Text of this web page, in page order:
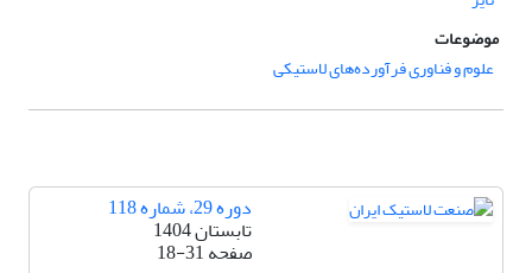
موضوعات
علوم و فناوری فرآورده‌های لاستیکی
دوره 29، شماره 118
تابستان 1404
صفحه18-31